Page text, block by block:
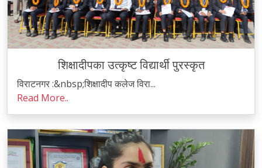
शिक्षादीपका उत्कृष्ट विद्यार्थी पुरस्कृत
विराटनगर :&nbsp;शिक्षादीप कलेज विरा...
Read More..